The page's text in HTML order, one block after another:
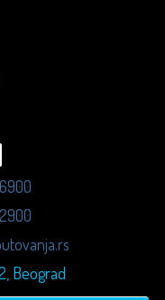
Beograd